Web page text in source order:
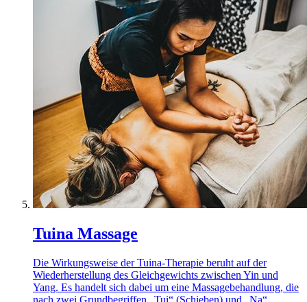
Tuina Massage
Die Wirkungsweise der Tuina-Therapie beruht auf der
Wiederherstellung des Gleichgewichts zwischen Yin und
Yang. Es handelt sich dabei um eine Massagebehandlung, die
nach zwei Grundbegriffen „Tui“ (Schieben) und „Na“